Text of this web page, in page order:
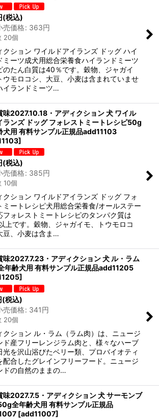
(税込)
売価格: 363円
20個
クション ワイルドアイランズ ドッグ ハイ
ミーツ成犬用総合栄養食ハイランドミーツ
のたん白質は40％です。穀物、ジャガイ
ウモロコシ、大豆、小麦は含まれていませ
イランドミーツ…
味2027.10.18・アディクション 犬 ワイル
ランズ ドッグ フォレストミートレシピ50g
犬用 有料サンプル正規品add11103
]
(税込)
売価格: 385円
10個
クション ワイルドアイランズ ドッグ フォ
ミートレシピ犬用総合栄養食/オールステー
フォレストミートレシピのタンパク質は
上です。穀物、ジャガイモ、トウモロコ
豆、小麦は含ま…
味2027.7.23・アディクション 犬 ル・ラム
年齢犬用 有料サンプル正規品add11205
]
(税込)
売価格: 341円
20個
クション ル・ラム（ラム肉）は、ニュージ
ド産フリーレンジラム肉と、様々なハーブ
光を沢山浴びたベリー類、プロバイオティ
配合したグレインフリーフード。ニュージ
ドの自然のままの…
味2027.7.5・アディクション 犬 サーモンブ
全年齢犬用 有料サンプル正規品
[add11007]